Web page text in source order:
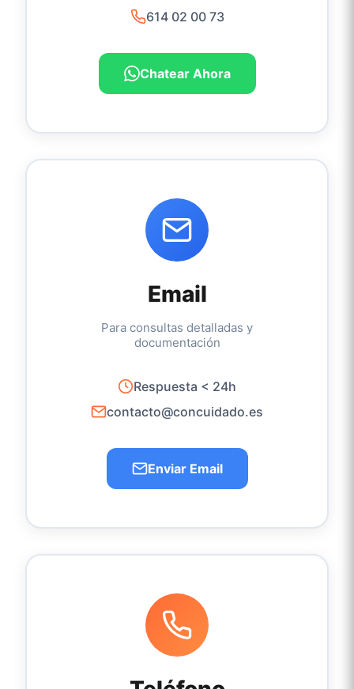
614 02 00 73
Chatear Ahora
Email
Para consultas detalladas y
documentación
Respuesta < 24h
contacto@concuidado.es
Enviar Email